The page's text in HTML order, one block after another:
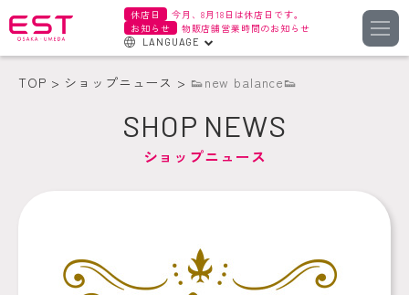
休店日
今月、8月18日は休店日です。
お知らせ
物販店舗営業時間のお知らせ
LANGUAGE
簡体字
繁体字
TOP ショップニュース 👟new balance👟
SHOP NEWS
ショップニュース